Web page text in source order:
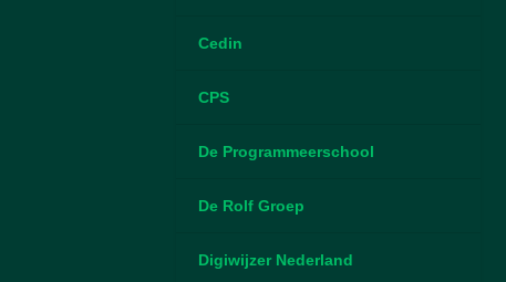
Cedin
CPS
De Programmeerschool
De Rolf Groep
Digiwijzer Nederland